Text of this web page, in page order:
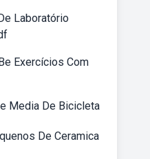
Laboratório
Exercícios Com
Media De Bicicleta
De Ceramica